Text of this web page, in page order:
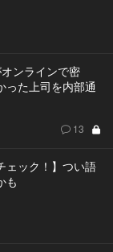
ンラインで密
った上司を内部通
13
ェック！】つい語
も